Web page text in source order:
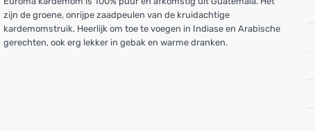
zijn de groene, onrijpe zaadpeulen van de kruidachtige
kardemomstruik. Heerlijk om toe te voegen in Indiase en Arabische
gerechten, ook erg lekker in gebak en warme dranken.